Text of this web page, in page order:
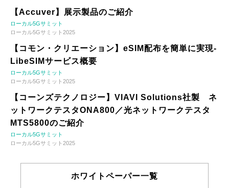
【Accuver】展示製品のご紹介
ローカル5Gサミット
ローカル5Gサミット2025
【コモン・クリエーション】eSIM配布を簡単に実現-
LibeSIMサービス概要
ローカル5Gサミット
ローカル5Gサミット2025
【コーンズテクノロジー】VIAVI Solutions社製 ネ
ットワークテスタONA800／光ネットワークテスタ
MTS5800のご紹介
ローカル5Gサミット
ローカル5Gサミット2025
ホワイトペーパー一覧